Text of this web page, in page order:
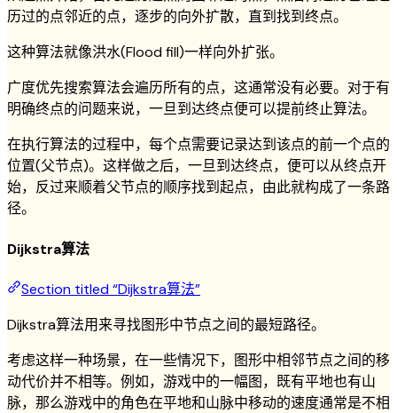
历过的点邻近的点，逐步的向外扩散，直到找到终点。
这种算法就像洪水(Flood fill)一样向外扩张。
广度优先搜索算法会遍历所有的点，这通常没有必要。对于有
明确终点的问题来说，一旦到达终点便可以提前终止算法。
在执行算法的过程中，每个点需要记录达到该点的前一个点的
位置(父节点)。这样做之后，一旦到达终点，便可以从终点开
始，反过来顺着父节点的顺序找到起点，由此就构成了一条路
径。
Dijkstra算法
Section titled “Dijkstra算法”
Dijkstra算法用来寻找图形中节点之间的最短路径。
考虑这样一种场景，在一些情况下，图形中相邻节点之间的移
动代价并不相等。例如，游戏中的一幅图，既有平地也有山
脉，那么游戏中的角色在平地和山脉中移动的速度通常是不相